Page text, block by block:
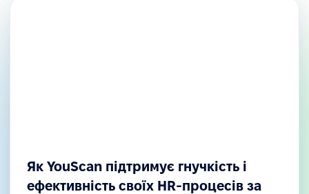
Як YouScan підтримує гнучкість і
ефективність своїх HR-процесів за